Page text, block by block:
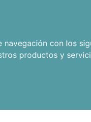
con los
productos y